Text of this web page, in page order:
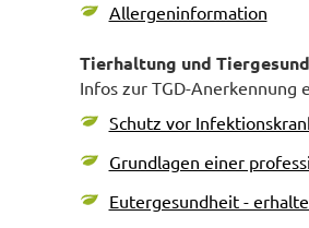
Allergeninformation
Tierhaltung und
Infos zur TGD-Anerkennung
Schutz vor
Grundlagen einer
Eutergesundheit -